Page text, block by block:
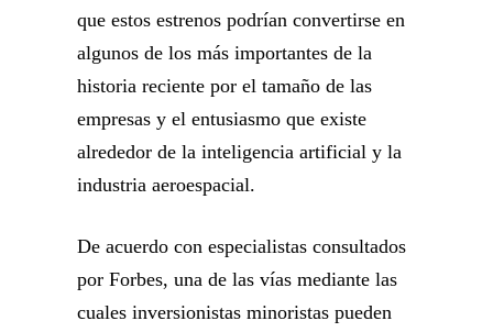
que estos estrenos podrían convertirse en
algunos de los más importantes de la
historia reciente por el tamaño de las
empresas y el entusiasmo que existe
alrededor de la inteligencia artificial y la
industria aeroespacial.
De acuerdo con especialistas consultados
por Forbes, una de las vías mediante las
cuales inversionistas minoristas pueden